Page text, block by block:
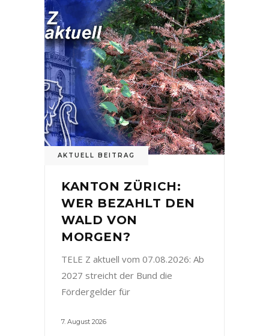
AKTUELL BEITRAG
KANTON ZÜRICH:
WER BEZAHLT DEN
WALD VON
MORGEN?
TELE Z aktuell vom 07.08.2026: Ab
2027 streicht der Bund die
Fördergelder für
7. August 2026